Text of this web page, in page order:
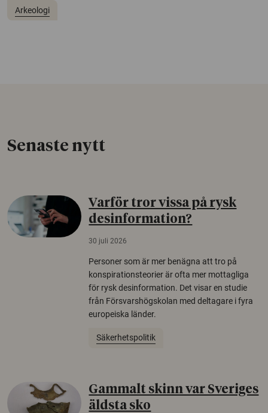
Arkeologi
Senaste nytt
Varför tror vissa på rysk
desinformation?
30 juli 2026
Personer som är mer benägna att tro på
konspirationsteorier är ofta mer mottagliga
för rysk desinformation. Det visar en studie
från Försvarshögskolan med deltagare i fyra
europeiska länder.
Säkerhetspolitik
Gammalt skinn var Sveriges
äldsta sko